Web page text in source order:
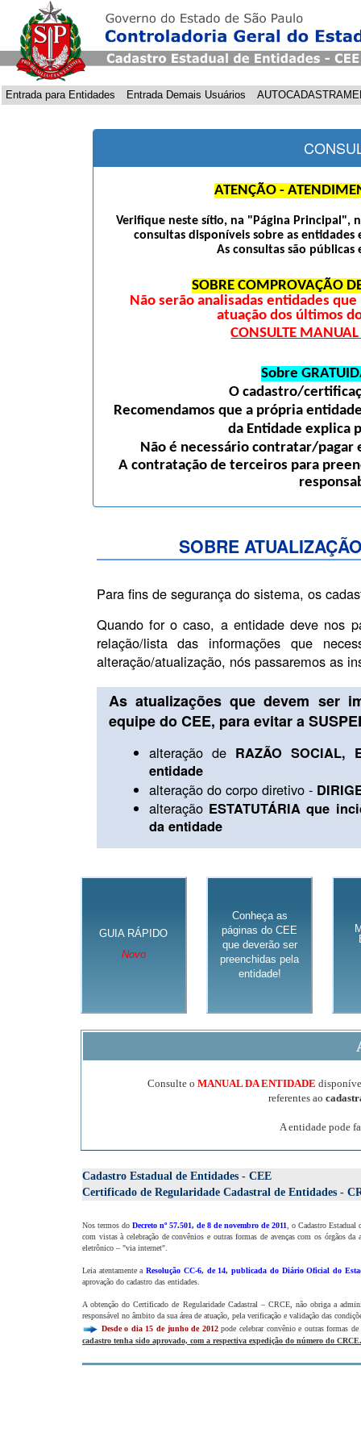
Entrada para Entidades Entrada Demais Usuários
ATENÇÃO -
Verifique neste sítio, na "Página Principal",
consultas disponíveis sobre as entidades
As consultas são públicas
SOBRE COMPROVAÇÃO
Não serão analisadas entidades
atuação dos últimos
CONSULTE
Sobre
O cadastro/
Recomendamos que a própria
da Entidade explica
Não é necessário contratar/
A contratação de terceiros para
SOBRE
Para fins de segurança do sistema, os
Quando for o caso, a entidade deve nos
relação/lista das informações que
alteração/atualização, nós passaremos as
As atualizações que devem ser
equipe do CEE, para evitar a
alteração de RAZÃO SOCIAL,
entidade
alteração do corpo diretivo -
alteração ESTATUTÁRIA que
da entidade
GUIA RÁPIDO
Novo
Conheça as
páginas do CEE
que deverão ser
preenchidas pela
entidade!
Consulte o MANUAL DA ENTIDADE
referentes ao
A entidade pode
Cadastro Estadual de Entidades - CEE
Certificado de Regularidade Cadastral de Entidades -
Nos termos do Decreto nº 57.501, de 8 de novembro de 2011 , o Cadastro
com vistas à celebração de convênios e outras formas de avenças com os órgãos
eletrônico – "via internet".
Leia atentamente aResolução CC-6, de 14, publicada do Diário Oficial do
aprovação do cadastro das entidades.
A obtenção do Certificado de Regularidade Cadastral – CRCE, não obriga a
responsável no âmbito da sua área de atuação, pela verificação e validação das
Desde o dia 15 de junho de 2012pode celebrar convênio e outras formas
cadastro tenha sido aprovado, com a respectiva expedição do número do CRCE.